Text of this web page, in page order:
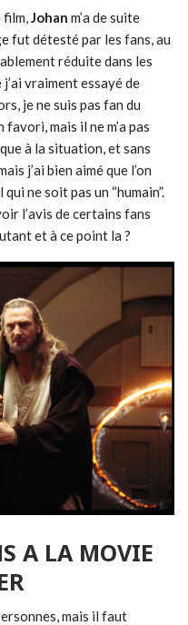
film,Johan m’a de suite
fut détesté par les fans, au
réduite dans les
vraiment essayé de
je ne suis pas fan du
mais il ne m’a pas
à la situation, et sans
j’ai bien aimé que l’on
ne soit pas un “humain”.
l’avis de certains fans
et à ce point la ?
A LA MOVIE
mais il faut